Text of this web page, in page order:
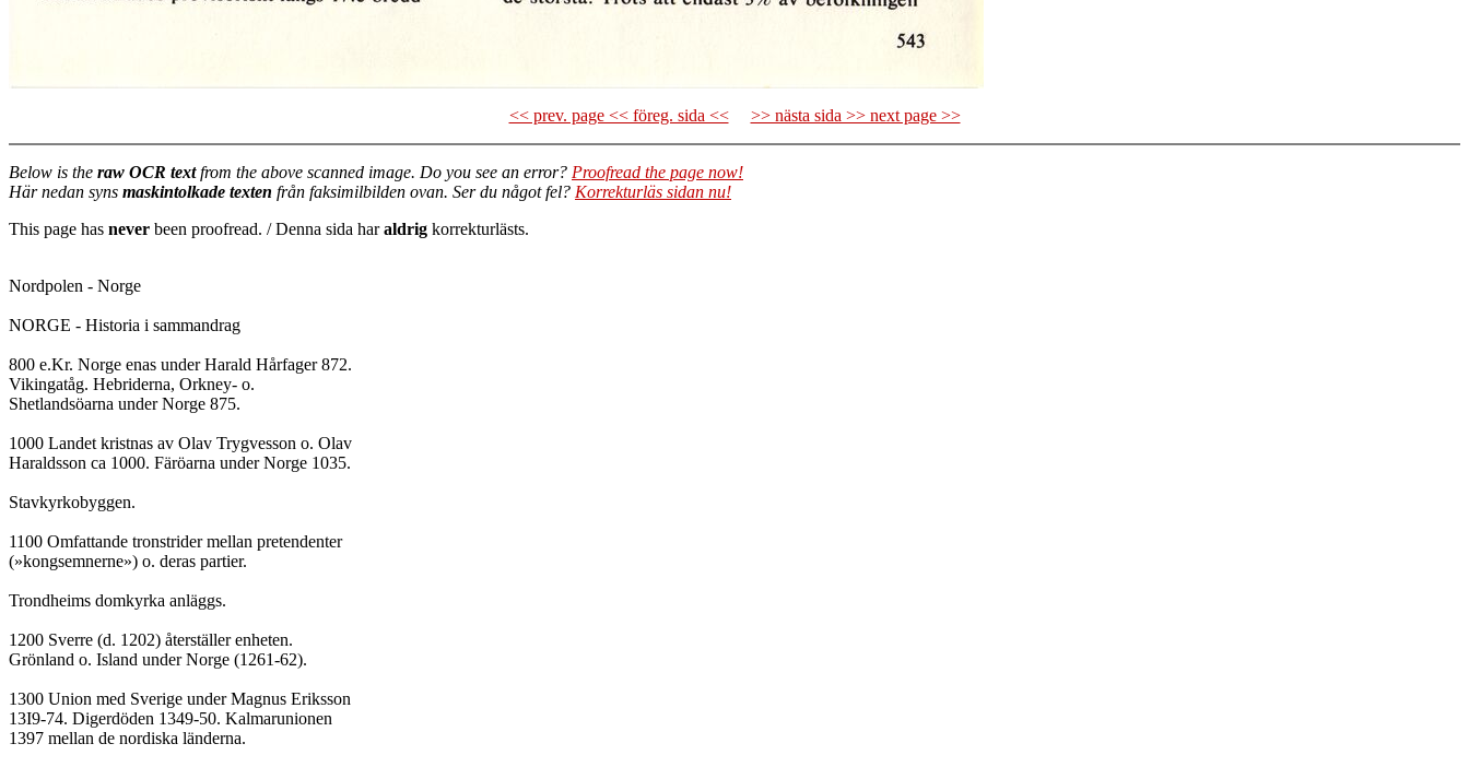
<< prev. page << föreg. sida << >> nästa sida >> next page >>
Below is the raw OCR textfrom the above scanned image. Do you see an error? Proofread the page now!
Här nedan syns maskintolkade texten från faksimilbilden ovan. Ser du något fel? Korrekturläs sidan nu!
This page has never been proofread. / Denna sida haraldrig korrekturlästs.
Nordpolen - Norge
NORGE - Historia i sammandrag
800 e.Kr. Norge enas under Harald Hårfager 872.
Vikingatåg. Hebriderna, Orkney- o.
Shetlandsöarna under Norge 875.
1000 Landet kristnas av Olav Trygvesson o. Olav
Haraldsson ca 1000. Färöarna under Norge 1035.
Stavkyrkobyggen.
1100 Omfattande tronstrider mellan pretendenter
(»kongsemnerne») o. deras partier.
Trondheims domkyrka anläggs.
1200 Sverre (d. 1202) återställer enheten.
Grönland o. Island under Norge (1261-62).
1300 Union med Sverige under Magnus Eriksson
13I9-74. Digerdöden 1349-50. Kalmarunionen
1397 mellan de nordiska länderna.